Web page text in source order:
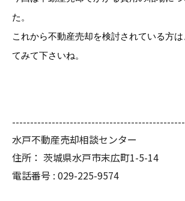
た。
これから不動産売却を検討されている方
てみて下さいね。
水戸不動産売却相談センター
住所： 茨城県水戸市末広町1-5-14
電話番号 : 029-225-9574